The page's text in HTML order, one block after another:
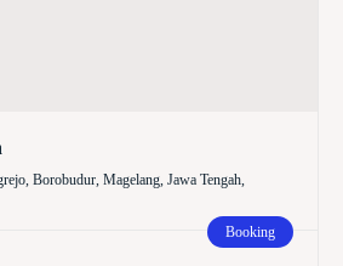
Borobudur, Magelang, Jawa Tengah,
Booking